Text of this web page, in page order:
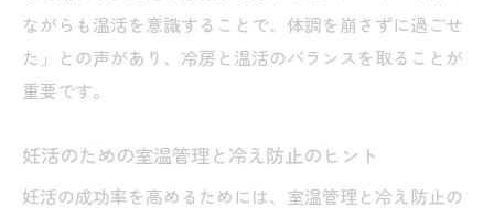
ながらも温活を意識することで、体調を崩さずに過ごせ
た」との声があり、冷房と温活のバランスを取ることが
重要です。
妊活のための室温管理と冷え防止のヒント
妊活の成功率を高めるためには、室温管理と冷え防止の